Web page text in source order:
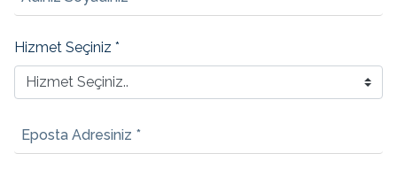
Hizmet Seçiniz *
Eposta Adresiniz *